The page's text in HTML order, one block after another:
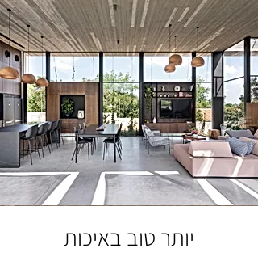
יותר טוב באיכות